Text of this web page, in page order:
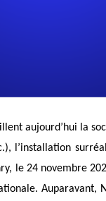
aujourd’hui la
l’installation
le 24 novembre
Auparavant,